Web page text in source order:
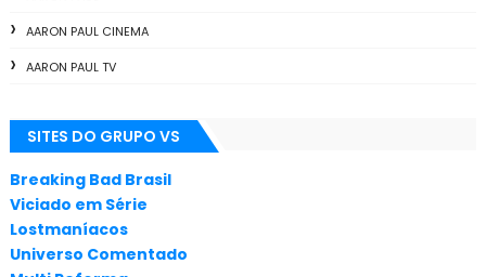
AARON PAUL CINEMA
AARON PAUL TV
ANIMAÇÃO
ANNA GUNN
APLICATIVOS
ARTES
SITES DO GRUPO VS
Breaking Bad Brasil
Viciado em Série
Lostmaníacos
Universo Comentado